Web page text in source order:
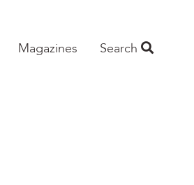
Magazines Search